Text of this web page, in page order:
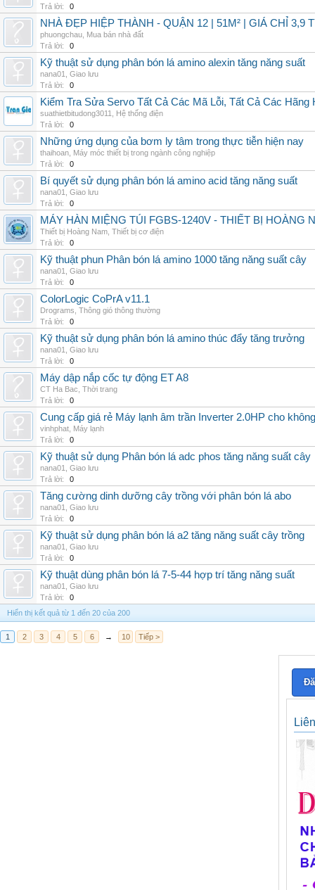
Trả lời:
0
NHÀ ĐẸP HIỆP THÀNH - QUẬN 12 | 51M² | GIÁ CHỈ 3,9
phuongchau Mua bán nhà đất
Trả lời:
0
Kỹ thuật sử dụng phân bón lá amino alexin tăng năng suất
nana01
Giao lưu
Trả lời:
0
Kiểm Tra Sửa Servo Tất Cả Các Mã Lỗi, Tất Cả Các Hãng
suathietbitudong3011
Hệ thống điện
Trả lời:
0
Những ứng dụng của bơm ly tâm trong thực tiễn hiện nay
thaihoan Máy móc thiết bị trong ngành công nghiệp
Trả lời:
0
Bí quyết sử dụng phân bón lá amino acid tăng năng suất
nana01
Giao lưu
Trả lời:
0
MÁY HÀN MIỆNG TÚI FGBS-1240V - THIẾT BỊ HOÀNG
Thiết bị Hoàng Nam Thiết bị cơ điện
Trả lời:
0
Kỹ thuật phun Phân bón lá amino 1000 tăng năng suất cây
nana01
Giao lưu
Trả lời:
0
ColorLogic CoPrA v11.1
Drograms Thông gió thông thường
Trả lời:
0
Kỹ thuật sử dụng phân bón lá amino thúc đẩy tăng trưởng
nana01
Giao lưu
Trả lời:
0
Máy dập nắp cốc tự động ET A8
CT Ha Bac Thời trang
Trả lời:
0
Cung cấp giá rẻ Máy lạnh âm trần Inverter 2.0HP cho
vinhphat Máy lạnh
Trả lời:
0
Kỹ thuật sử dụng Phân bón lá adc phos tăng năng suất cây
nana01
Giao lưu
Trả lời:
0
Tăng cường dinh dưỡng cây trồng với phân bón lá abo
nana01
Giao lưu
Trả lời:
0
Kỹ thuật sử dụng phân bón lá a2 tăng năng suất cây trồng
nana01
Giao lưu
Trả lời:
0
Kỹ thuật dùng phân bón lá 7-5-44 hợp trí tăng năng suất
nana01
Giao lưu
Trả lời:
0
Hiển thị kết quả từ 1 đến 20 của 200
1 2 3 4 5 6 → 10 Tiếp >